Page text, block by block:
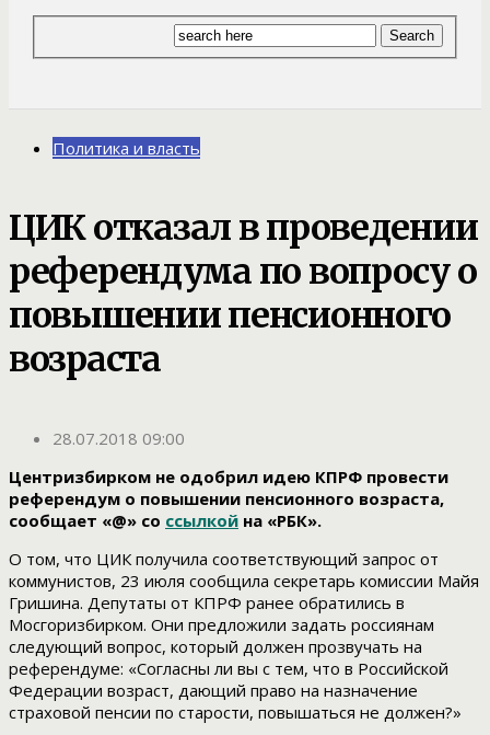
Политика и власть
ЦИК отказал в проведении
референдума по вопросу о
повышении пенсионного
возраста
28.07.2018 09:00
Центризбирком не одобрил идею КПРФ провести
референдум о повышении пенсионного возраста,
сообщает «@» со ссылкой на «РБК».
О том, что ЦИК получила соответствующий запрос от
коммунистов, 23 июля сообщила секретарь комиссии Майя
Гришина. Депутаты от КПРФ ранее обратились в
Мосгоризбирком. Они предложили задать россиянам
следующий вопрос, который должен прозвучать на
референдуме: «Согласны ли вы с тем, что в Российской
Федерации возраст, дающий право на назначение
страховой пенсии по старости, повышаться не должен?»